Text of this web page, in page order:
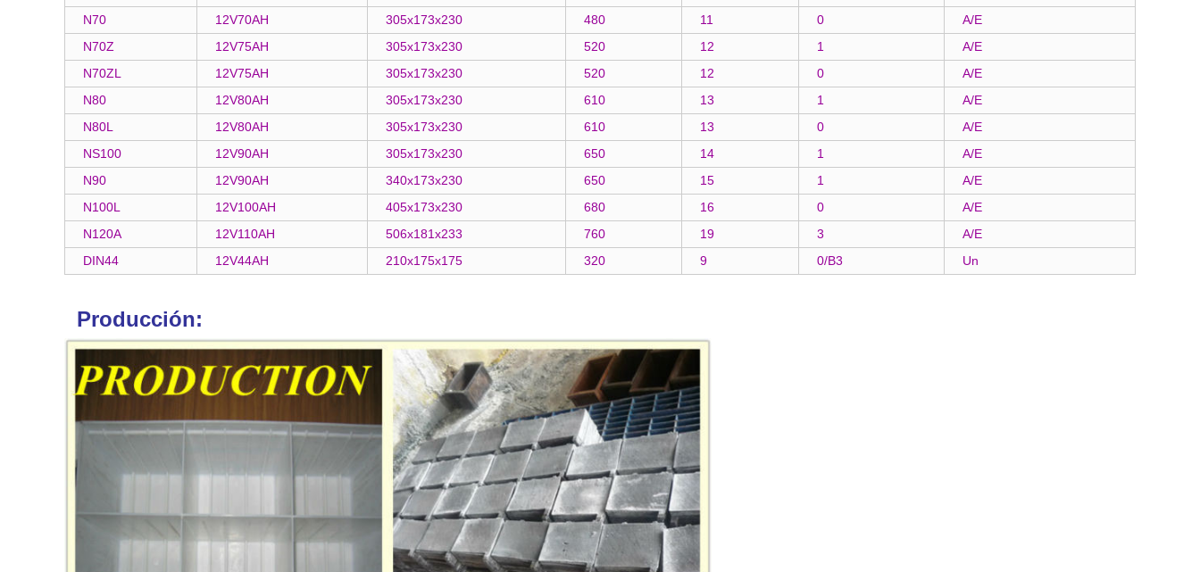
N70
12V70AH 305x173x230 480 11 0
A/E
N70Z
12V75AH 305x173x230 520 12 1
A/E
N70ZL
12V75AH 305x173x230 520 12 0
A/E
N80
12V80AH 305x173x230 610 13 1
A/E
N80L
12V80AH 305x173x230 610 13 0
A/E
NS100
12V90AH 305x173x230 650 14 1
A/E
N90
12V90AH 340x173x230 650 15 1
A/E
N100L
12V100AH 405x173x230 680 16 0
A/E
N120A
12V110AH 506x181x233 760 19 3
A/E
DIN44
12V44AH 210x175x175 320 9 0/B3 Un
Producción: